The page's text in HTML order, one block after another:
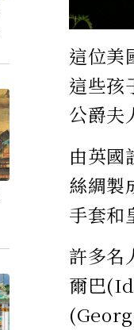
這位美
這些孩
公爵夫
由英
絲綢製
手套和
許多
爾巴